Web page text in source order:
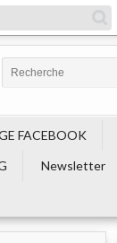
FACEBOOK
Newsletter